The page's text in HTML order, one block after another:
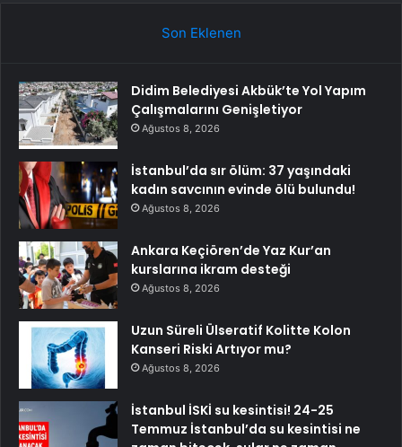
Son Eklenen
Didim Belediyesi Akbük’te Yol Yapım
Çalışmalarını Genişletiyor
Ağustos 8, 2026
İstanbul’da sır ölüm: 37 yaşındaki
kadın savcının evinde ölü bulundu!
Ağustos 8, 2026
Ankara Keçiören’de Yaz Kur’an
kurslarına ikram desteği
Ağustos 8, 2026
Uzun Süreli Ülseratif Kolitte Kolon
Kanseri Riski Artıyor mu?
Ağustos 8, 2026
İstanbul İSKİ su kesintisi! 24-25
Temmuz İstanbul’da su kesintisi ne